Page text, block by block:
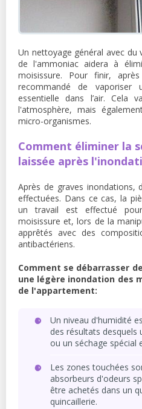
Un nettoyage général avec du
de l'ammoniac aidera à
moisissure. Pour finir,
recommandé de vaporiser
essentielle dans l’air. Cela
l'atmosphère, mais
micro-organismes.
Comment éliminer la
laissée après
Après de graves inondations,
effectuées. Dans ce cas, la
un travail est effectué
moisissure et, lors de la
apprêtés avec des
antibactériens.
Comment se débarrasser
une légère inondation des
de l'appartement:
Un niveau d'humidité
des résultats desquels
ou un séchage spécial
Les zones touchées
absorbeurs d'odeurs
être achetés dans un
quincaillerie.